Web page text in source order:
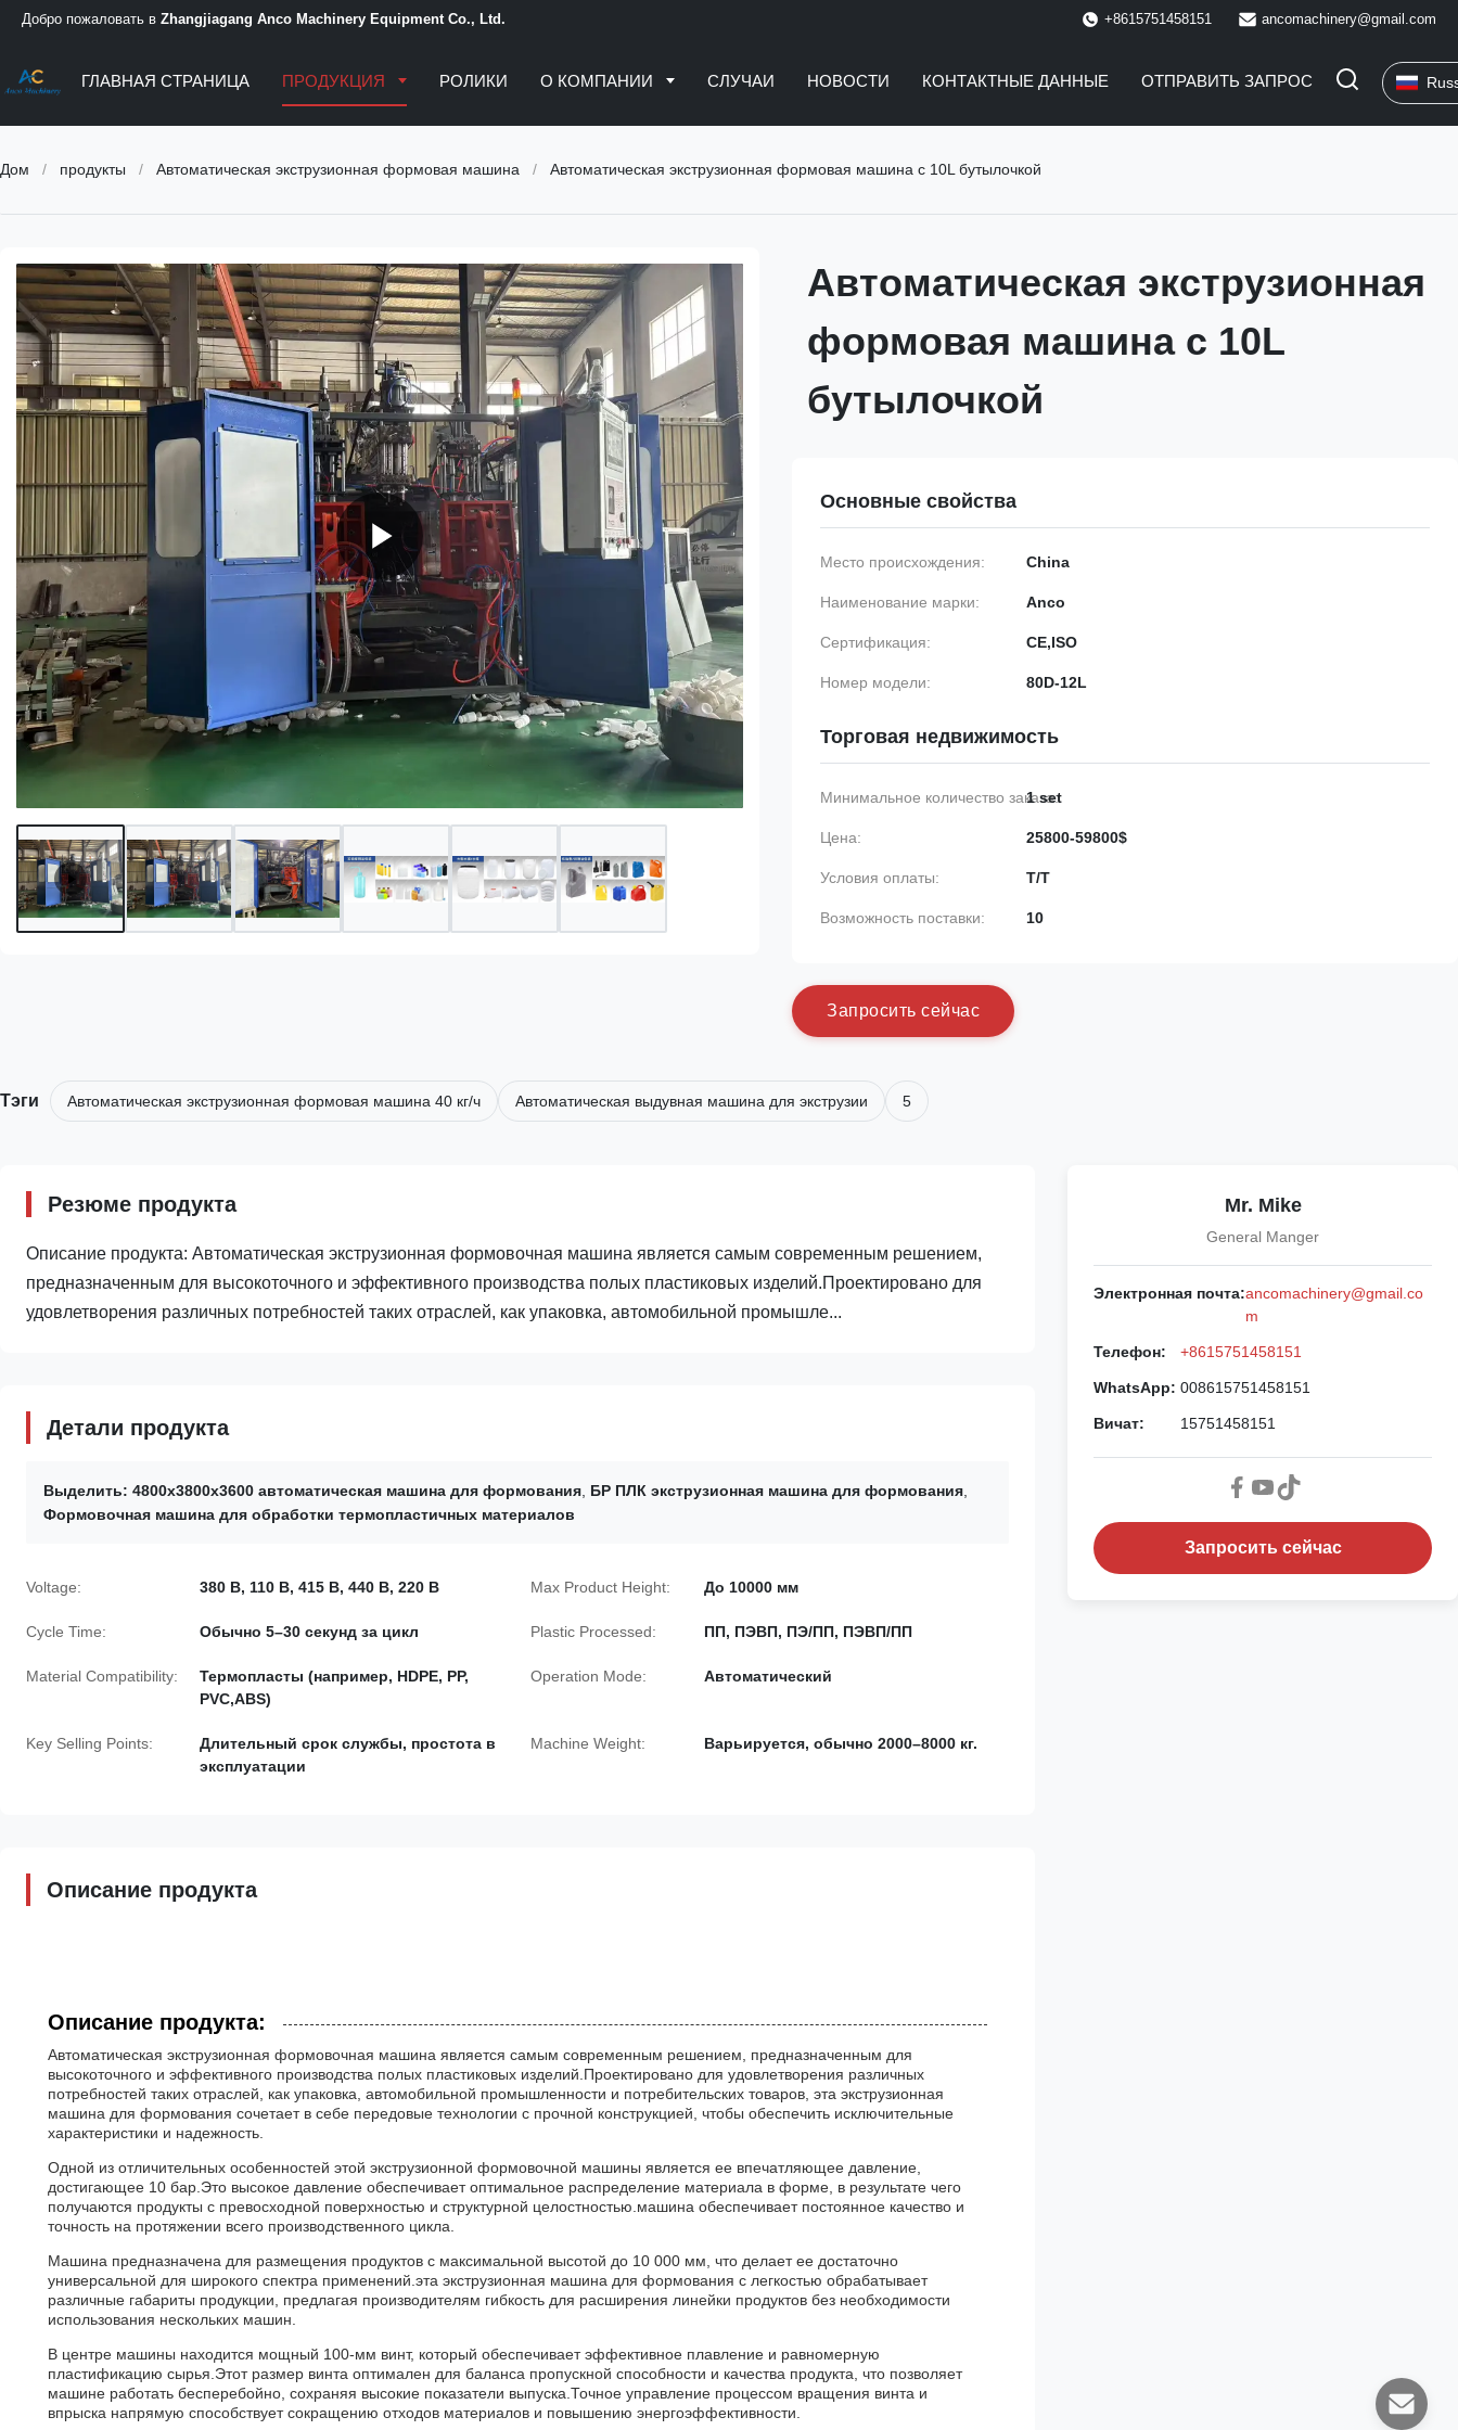
Добро пожаловать в Zhangjiagang Anco Machinery Equipment Co., Ltd. +8615751458151 ancomachinery@gmail.com
ГЛАВНАЯ СТРАНИЦА ПРОДУКЦИЯ РОЛИКИ О КОМПАНИИ СЛУЧАИ НОВОСТИ КОНТАКТНЫЕ ДАННЫЕ ОТПРАВИТЬ ЗАПРОС
Дом / продукты / Автоматическая экструзионная формовая машина / Автоматическая экструзионная формовая машина с 10L бутылочкой
Автоматическая экструзионная
формовая машина с 10L
бутылочкой
Основные свойства
Место происхождения: China
Наименование марки: Anco
Сертификация: CE,ISO
Номер модели: 80D-12L
Торговая недвижимость
Минимальное количество заказа:
1 set
Цена: 25800-59800$
Условия оплаты: T/T
Возможность поставки: 10
Запросить сейчас
Тэги Автоматическая экструзионная формовая машина 40 кг/ч Автоматическая выдувная машина для экструзии 5
Резюме продукта
Описание продукта: Автоматическая экструзионная формовочная машина является самым современным решением,
предназначенным для высокоточного и эффективного производства полых пластиковых изделий.Проектировано для
удовлетворения различных потребностей таких отраслей, как упаковка, автомобильной промышле...
Детали продукта
Выделить: 4800x3800x3600 автоматическая машина для формования БР ПЛК экструзионная машина для формования
Формовочная машина для обработки термопластичных материалов
Voltage: 380 В, 110 В, 415 В, 440 В, 220 В Max Product Height: До 10000 мм
Cycle Time: Обычно 5–30 секунд за цикл Plastic Processed: ПП, ПЭВП, ПЭ/ПП, ПЭВП/ПП
Material Compatibility:
Термопласты (например, HDPE, PP,
PVC,ABS)
Operation Mode: Автоматический
Key Selling Points:
Длительный срок службы, простота в
эксплуатации
Machine Weight: Варьируется, обычно 2000–8000 кг.
Описание продукта
Описание продукта:
Автоматическая экструзионная формовочная машина является самым современным решением, предназначенным для
высокоточного и эффективного производства полых пластиковых изделий.Проектировано для удовлетворения различных
потребностей таких отраслей, как упаковка, автомобильной промышленности и потребительских товаров, эта экструзионная
машина для формования сочетает в себе передовые технологии с прочной конструкцией, чтобы обеспечить исключительные
характеристики и надежность.
Одной из отличительных особенностей этой экструзионной формовочной машины является ее впечатляющее давление,
достигающее 10 бар.Это высокое давление обеспечивает оптимальное распределение материала в форме, в результате чего
получаются продукты с превосходной поверхностью и структурной целостностью.машина обеспечивает постоянное качество и
точность на протяжении всего производственного цикла.
Машина предназначена для размещения продуктов с максимальной высотой до 10 000 мм, что делает ее достаточно
универсальной для широкого спектра применений.эта экструзионная машина для формования с легкостью обрабатывает
различные габариты продукции, предлагая производителям гибкость для расширения линейки продуктов без необходимости
использования нескольких машин.
В центре машины находится мощный 100-мм винт, который обеспечивает эффективное плавление и равномерную
пластификацию сырья.Этот размер винта оптимален для баланса пропускной способности и качества продукта, что позволяет
машине работать бесперебойно, сохраняя высокие показатели выпуска.Точное управление процессом вращения винта и
впрыска напрямую способствует сокращению отходов материалов и повышению энергоэффективности.
Mr. Mike
General Manger
Электронная почта:ancomachinery@gmail.co
m
Телефон: +8615751458151
WhatsApp: 008615751458151
Вичат: 15751458151
Запросить сейчас